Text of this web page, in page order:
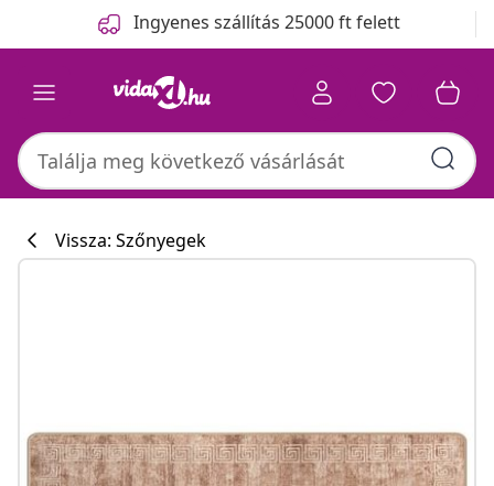
Ingyenes szállítás 25000 ft felett
Vissza: Szőnyegek